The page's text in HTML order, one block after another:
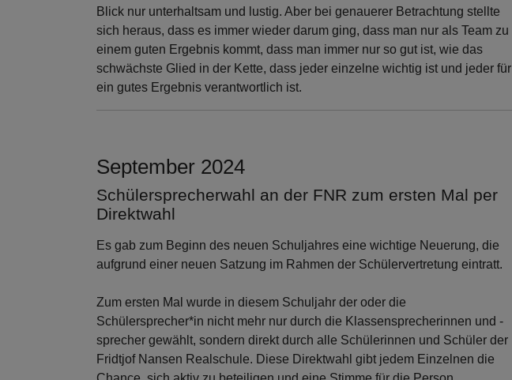
Blick nur unterhaltsam und lustig. Aber bei genauerer Betrachtung stellte
sich heraus, dass es immer wieder darum ging, dass man nur als Team zu
einem guten Ergebnis kommt, dass man immer nur so gut ist, wie das
schwächste Glied in der Kette, dass jeder einzelne wichtig ist und jeder für
ein gutes Ergebnis verantwortlich ist.
September 2024
Schülersprecherwahl an der FNR zum ersten Mal per
Direktwahl
Es gab zum Beginn des neuen Schuljahres eine wichtige Neuerung, die
aufgrund einer neuen Satzung im Rahmen der Schülervertretung eintratt.
Zum ersten Mal wurde in diesem Schuljahr der oder die
Schülersprecher*in nicht mehr nur durch die Klassensprecherinnen und -
sprecher gewählt, sondern direkt durch alle Schülerinnen und Schüler der
Fridtjof Nansen Realschule. Diese Direktwahl gibt jedem Einzelnen die